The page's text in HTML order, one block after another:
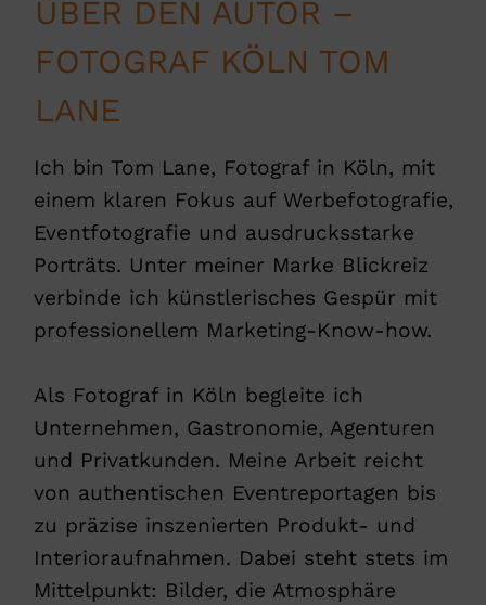
ÜBER DEN AUTOR –
FOTOGRAF KÖLN TOM
LANE
Ich bin Tom Lane, Fotograf in Köln, mit
einem klaren Fokus auf Werbefotografie,
Eventfotografie und ausdrucksstarke
Porträts. Unter meiner Marke Blickreiz
verbinde ich künstlerisches Gespür mit
professionellem Marketing-Know-how.
Als Fotograf in Köln begleite ich
Unternehmen, Gastronomie, Agenturen
und Privatkunden. Meine Arbeit reicht
von authentischen Eventreportagen bis
zu präzise inszenierten Produkt- und
Interioraufnahmen. Dabei steht stets im
Mittelpunkt: Bilder, die Atmosphäre